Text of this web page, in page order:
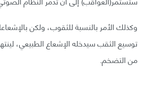
وكذلك الأمر بالنسبة للثقوب، ولكن
توسيع الثقب سيدخله الإشعاع الطبيعي،
من التضخم.